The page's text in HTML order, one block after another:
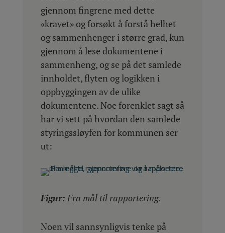
gjennom fingrene med dette
«kravet» og forsøkt å forstå helhet
og sammenhenger i større grad, kun
gjennom å lese dokumentene i
sammenheng, og se på det samlede
innholdet, flyten og logikken i
oppbyggingen av de ulike
dokumentene. Noe forenklet sagt så
har vi sett på hvordan den samlede
styringssløyfen for kommunen ser
ut:
Figur: Fra mål til rapportering.
Noen vil sannsynligvis tenke på